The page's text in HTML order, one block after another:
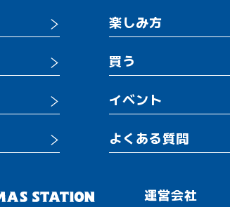
楽しみ方
買う
イベント
よくある質問
運営会社